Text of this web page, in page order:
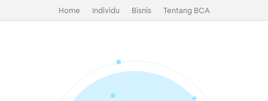
Home Individu Bisnis Tentang BCA